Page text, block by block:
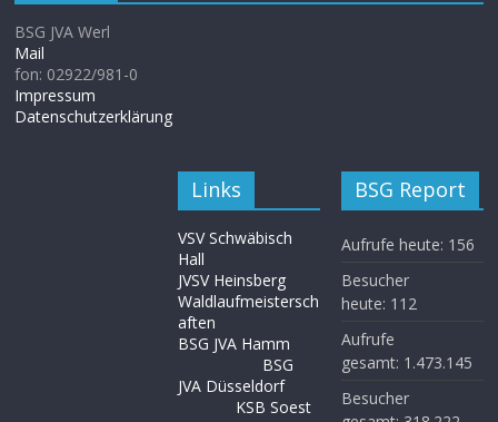
BSG JVA Werl
Mail
fon: 02922/981-0
Impressum
Datenschutzerklärung
Links
VSV Schwäbisch
Hall
JVSV Heinsberg
Waldlaufmeistersch
aften
BSG JVA Hamm
BSG
JVA Düsseldorf
KSB Soest
BSG Report
Aufrufe heute: 156
Besucher
heute: 112
Aufrufe
gesamt: 1.473.145
Besucher